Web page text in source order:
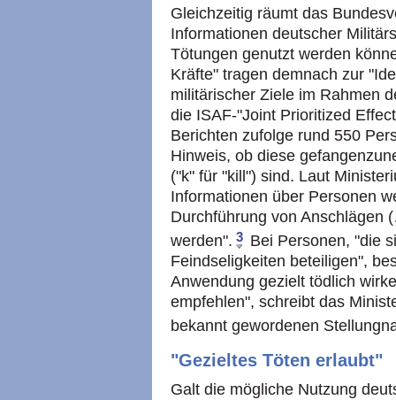
Gleichzeitig räumt das
Informationen deutscher
Tötungen genutzt werden
Kräfte" tragen demnach zur
militärischer Ziele im Rahmen
die ISAF-"Joint Prioritized
Berichten zufolge rund 550
Hinweis, ob diese
("k" für "kill") sind. Laut
Informationen über Personen
Durchführung von
werden". 3 Bei Personen, "die
Feindseligkeiten beteiligen",
Anwendung gezielt tödlich
empfehlen", schreibt das
bekannt gewordenen
"Gezieltes Töten erlaubt"
Galt die mögliche Nutzung